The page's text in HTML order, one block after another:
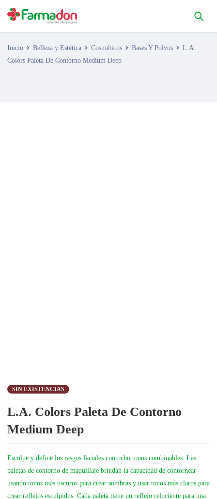
Inicio Belleza y Estética Cosméticos Bases Y Polvos
L.A.
Colors Paleta De Contorno Medium Deep
SIN EXISTENCIAS
L.A. Colors Paleta De Contorno
Medium Deep
Esculpe y define los rasgos faciales con ocho tonos combinables. Las
paletas de contorno de maquillaje brindan la capacidad de contornear
usando tonos más oscuros para crear sombras y usar tonos más claros para
crear reflejos esculpidos. Cada paleta tiene un reflejo reluciente para una